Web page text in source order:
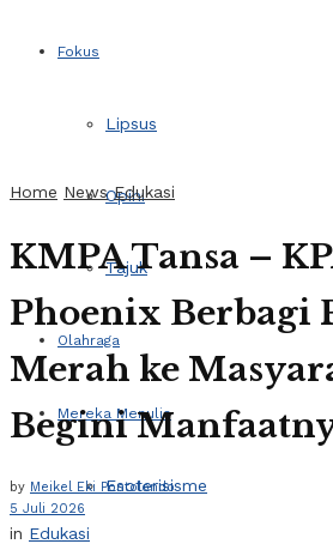
Fokus
Lipsus
Opini
Tajuk
Olahraga
Mereka Menulis
Esoterisisme
Home News Edukasi
KMPA Tansa –
Phoenix Berbagi
Merah ke
Begini
by Meikel Eki Pontolondo
5 Juli 2026
in Edukasi